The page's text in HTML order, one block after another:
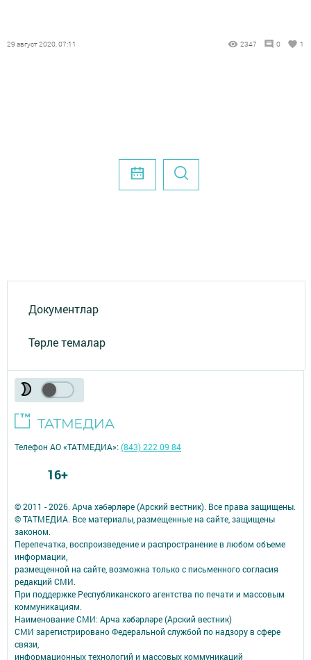
29 август 2020, 07:11 2347 0 1
Документлар
Төрле темалар
© 2011 - 2026. Арча хәбәрләре (Арский вестник). Все права защищены.
© ТАТМЕДИА. Все материалы, размещенные на сайте, защищены
законом.
Перепечатка, воспроизведение и распространение в любом объеме
информации,
размещенной на сайте, возможна только с письменного согласия
редакций СМИ.
При поддержке Республиканского агентства по печати и массовым
коммуникациям.
Наименование СМИ: Арча хәбәрләре (Арский вестник)
СМИ зарегистрировано Федеральной службой по надзору в сфере
связи,
информационных технологий и массовых коммуникаций
Телефон АО «ТАТМЕДИА»:(843) 222 09 84
16+